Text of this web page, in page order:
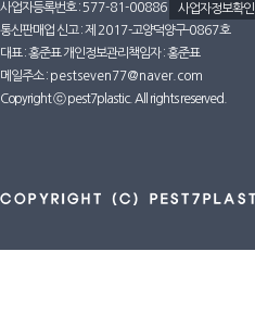
사업자등록번호 : 577-81-00886
사업자정보확인
통신판매업 신고 : 제 2017-고양덕양구-0867호
대표 : 홍준표 개인정보관리책임자 : 홍준표
메일주소 : pestseven77@naver.com
Copyright ⓒ pest7plastic. All rights reserved.